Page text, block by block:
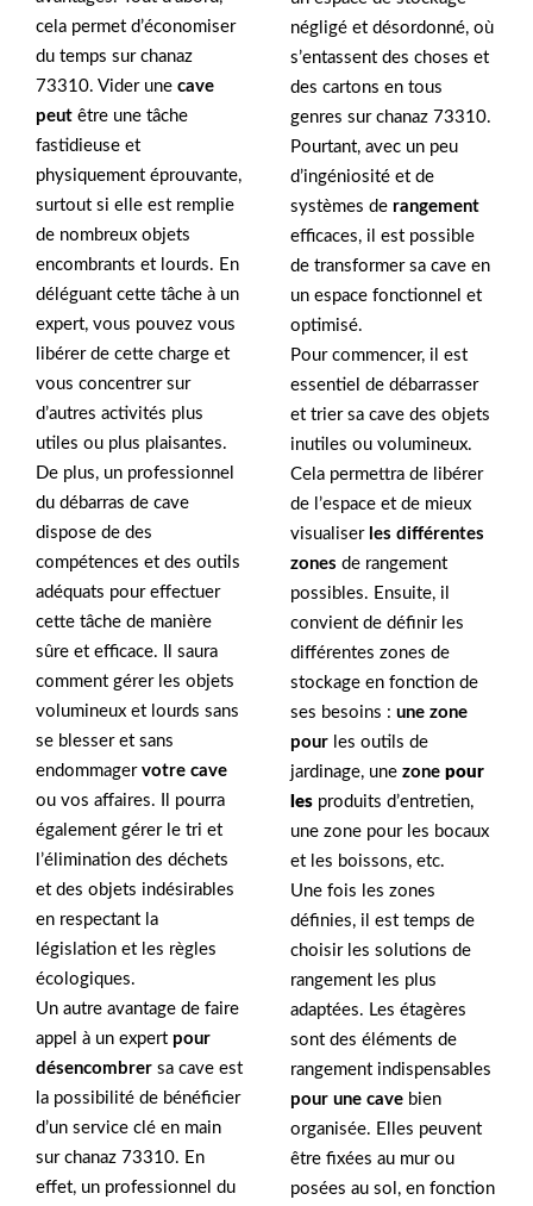
cela permet d’économiser
du temps sur chanaz
73310. Vider une cave
peut être une tâche
fastidieuse et
physiquement éprouvante,
surtout si elle est remplie
de nombreux objets
encombrants et lourds. En
déléguant cette tâche à un
expert, vous pouvez vous
libérer de cette charge et
vous concentrer sur
d’autres activités plus
utiles ou plus plaisantes.
De plus, un professionnel
du débarras de cave
dispose de des
compétences et des outils
adéquats pour effectuer
cette tâche de manière
sûre et efficace. Il saura
comment gérer les objets
volumineux et lourds sans
se blesser et sans
endommager votre cave
ou vos affaires. Il pourra
également gérer le tri et
l’élimination des déchets
et des objets indésirables
en respectant la
législation et les règles
écologiques.
Un autre avantage de faire
appel à un expert pour
désencombrer sa cave est
la possibilité de bénéficier
d’un service clé en main
sur chanaz 73310. En
effet, un professionnel du
négligé et désordonné, où
s’entassent des choses et
des cartons en tous
genres sur chanaz 73310.
Pourtant, avec un peu
d’ingéniosité et de
systèmes de rangement
efficaces, il est possible
de transformer sa cave en
un espace fonctionnel et
optimisé.
Pour commencer, il est
essentiel de débarrasser
et trier sa cave des objets
inutiles ou volumineux.
Cela permettra de libérer
de l’espace et de mieux
visualiser les différentes
zones de rangement
possibles. Ensuite, il
convient de définir les
différentes zones de
stockage en fonction de
ses besoins : une zone
pour les outils de
jardinage, une zone pour
les produits d’entretien,
une zone pour les bocaux
et les boissons, etc.
Une fois les zones
définies, il est temps de
choisir les solutions de
rangement les plus
adaptées. Les étagères
sont des éléments de
rangement indispensables
pour une cave bien
organisée. Elles peuvent
être fixées au mur ou
posées au sol, en fonction